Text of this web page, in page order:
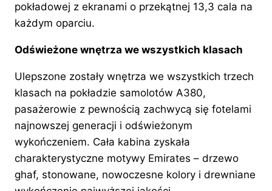
pokładowej z ekranami o przekątnej 13,3 cala na
każdym oparciu.
Odświeżone wnętrza we wszystkich klasach
Ulepszone zostały wnętrza we wszystkich trzech
klasach na pokładzie samolotów A380,
pasażerowie z pewnością zachwycą się fotelami
najnowszej generacji i odświeżonym
wykończeniem. Cała kabina zyskała
charakterystyczne motywy Emirates – drzewo
ghaf, stonowane, nowoczesne kolory i drewniane